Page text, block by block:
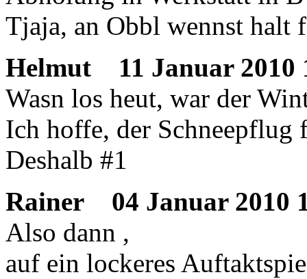
Tjaja, an Obbl wennst halt
Helmut
11 Januar 2010
Wasn los heut, war der
Ich hoffe, der Schneepflug
Deshalb #1
Rainer
04 Januar 2010
Also dann ,
auf ein lockeres